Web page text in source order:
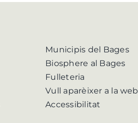
Municipis del Bages
Biosphere al Bages
Fulleteria
Vull aparèixer a la web
Accessibilitat